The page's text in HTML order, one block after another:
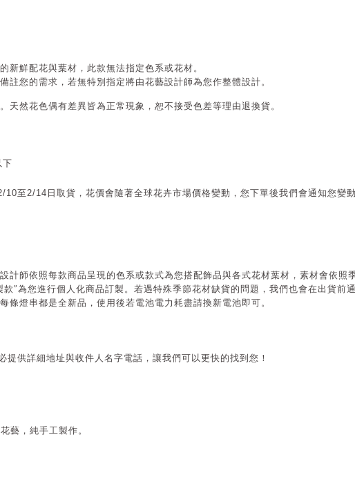
新鮮配花與葉材，此款無法指定色系或花材。
註您的需求，若無特別指定將由花藝設計師為您作整體設計。
天然花色偶有差異皆為正常現象，恕不接受色差等理由退換貨。
下
至2/14日取貨，花價會隨著全球花卉市場價格變動，您下單後我們會通知您變
計師依照每款商品呈現的色系或款式為您搭配飾品與各式花材葉材，素材會依照
款”為您進行個人化商品訂製。若遇特殊季節花材缺貨的問題，我們也會在出貨前
條燈串都是全新品，使用後若電池電力耗盡請換新電池即可。
提供詳細地址與收件人名字電話，讓我們可以更快的找到您！
藝，純手工製作。